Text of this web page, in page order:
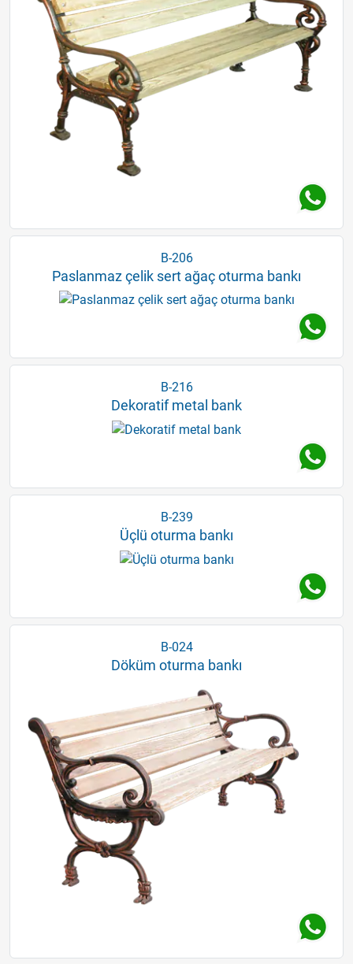
B-206
Paslanmaz çelik sert ağaç oturma bankı
B-216
Dekoratif metal bank
B-239
Üçlü oturma bankı
B-024
Döküm oturma bankı